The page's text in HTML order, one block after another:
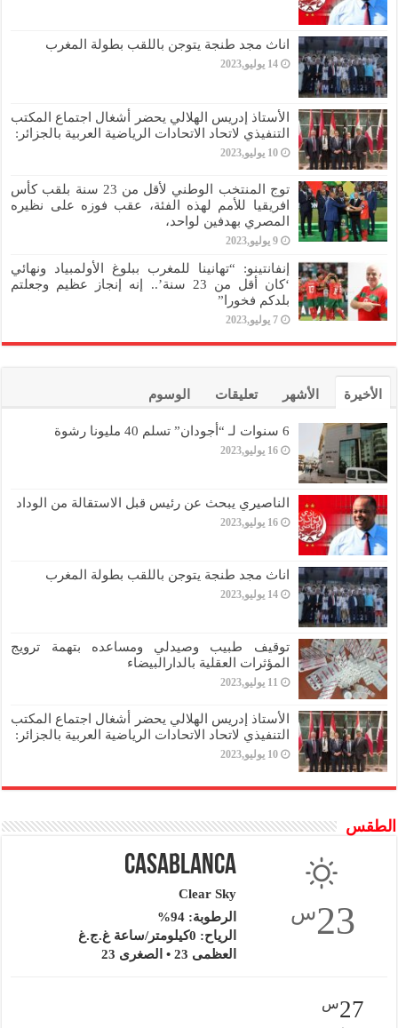
اناث مجد طنجة يتوجن باللقب بطولة المغرب
14 يوليو,2023
الأستاذ إدريس الهلالي يحضر أشغال اجتماع المكتب
التنفيذي لاتحاد الاتحادات الرياضية العربية بالجزائر:
10 يوليو,2023
توج المنتخب الوطني لأقل من 23 سنة بلقب كأس
افريقيا للأمم لهذه الفئة، عقب فوزه على نظيره
المصري بهدفين لواحد،
9 يوليو,2023
إنفانتينو: “تهانينا للمغرب ببلوغ الأولمبياد ونهائي
‘كان أقل من 23 سنة’.. إنه إنجاز عظيم وجعلتم
بلدكم فخورا”
7 يوليو,2023
الأخيرة الأشهر تعليقات الوسوم
6 سنوات لـ “أجودان” تسلم 40 مليونا رشوة
16 يوليو,2023
الناصيري يبحث عن رئيس قبل الاستقالة من الوداد
16 يوليو,2023
اناث مجد طنجة يتوجن باللقب بطولة المغرب
14 يوليو,2023
توقيف طبيب وصيدلي ومساعده بتهمة ترويج
المؤثرات العقلية بالدارالبيضاء
11 يوليو,2023
الأستاذ إدريس الهلالي يحضر أشغال اجتماع المكتب
التنفيذي لاتحاد الاتحادات الرياضية العربية بالجزائر:
10 يوليو,2023
الطقس
23س
Casablanca
Clear Sky
الرطوبة: 94%
الرياح: 0كيلومتر/ساعة غ.ج.غ
العظمى 23 • الصغرى 23
27س